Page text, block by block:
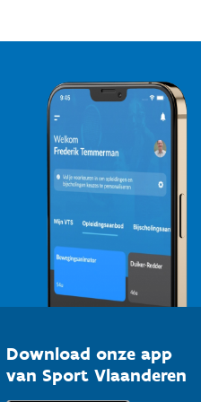
Download onze app
van Sport Vlaanderen